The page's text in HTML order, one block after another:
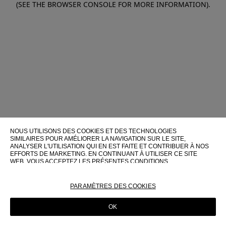
(SEE THE BROWSER CONSOLE FOR MORE INFORMATION).
NOUS UTILISONS DES COOKIES ET DES TECHNOLOGIES
SIMILAIRES POUR AMÉLIORER LA NAVIGATION SUR LE SITE,
ANALYSER L'UTILISATION QUI EN EST FAITE ET CONTRIBUER À NOS
EFFORTS DE MARKETING. EN CONTINUANT À UTILISER CE SITE
WEB, VOUS ACCEPTEZ LES PRÉSENTES CONDITIONS
POUR PLUS D'INFORMATIONS SUR CES TECHNOLOGIES ET LEUR
POLITIQUE EN MATIÈRE DE COOKIES
PARAMÈTRES DES COOKIES
OK